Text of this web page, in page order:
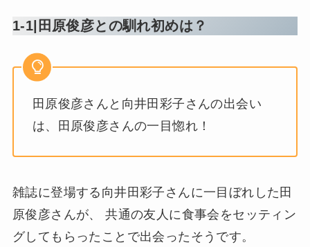
1-1|田原俊彦との馴れ初めは？
田原俊彦さんと向井田彩子さんの出会い
は、田原俊彦さんの一目惚れ！
雑誌に登場する向井田彩子さんに一目ぼれした田
原俊彦さんが、 共通の友人に食事会をセッティン
グしてもらったことで出会ったそうです。